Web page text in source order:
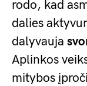
rodo, kad
dalies
dalyvauja
Aplinkos
mitybos